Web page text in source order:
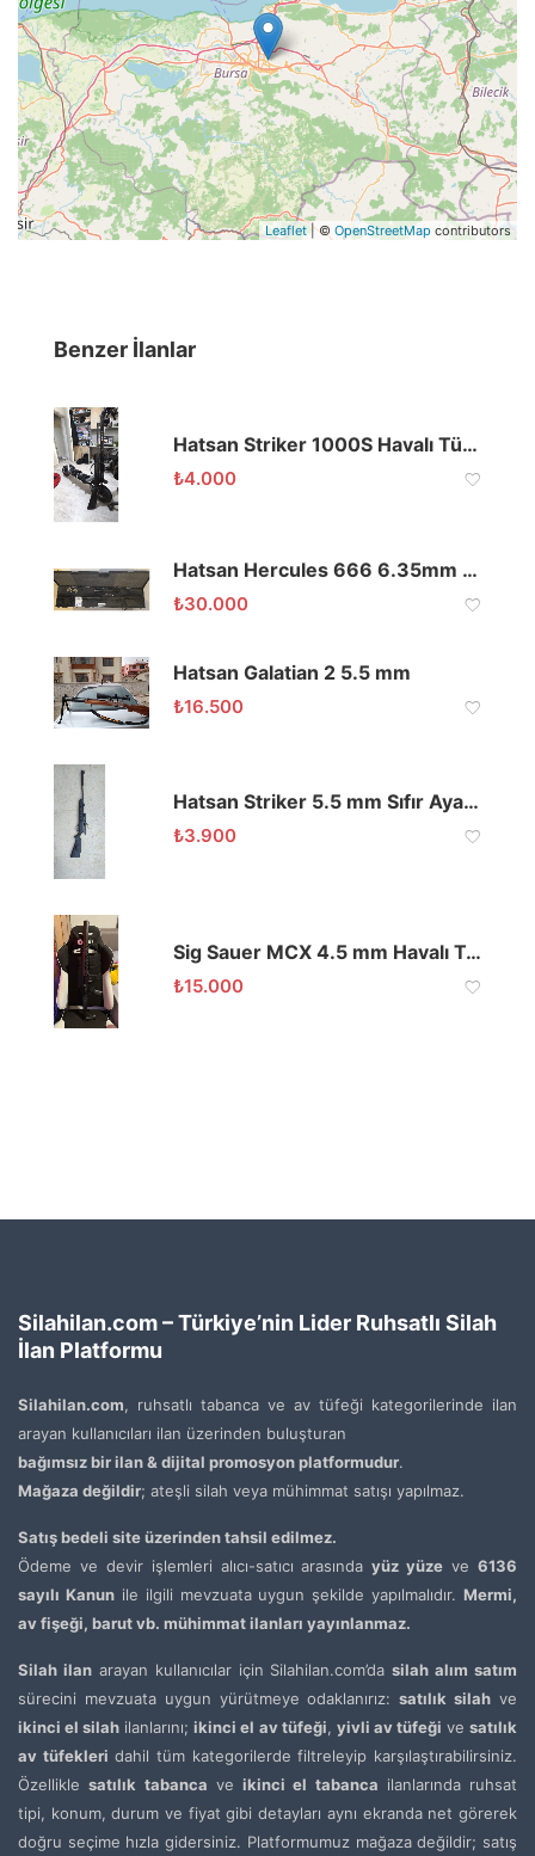
Leaflet| © OpenStreetMap contributors
Benzer İlanlar
Hatsan Striker 1000S Havalı Tüfek 5.5mm 4X20 DÜRBÜNLÜ
₺4.000
Hatsan Hercules 666 6.35mm PCP Full Set
₺30.000
Hatsan Galatian 2 5.5 mm
₺16.500
Hatsan Striker 5.5 mm Sıfır Ayarında Dürbünlü Çantalı
₺3.900
Sig Sauer MCX 4.5 mm Havalı Tüfek
₺15.000
Silahilan.com – Türkiye’nin Lider Ruhsatlı Silah
İlan Platformu
Silahilan.com, ruhsatlı tabanca ve av tüfeği kategorilerinde ilan
arayan kullanıcıları ilan üzerinden buluşturan
bağımsız bir ilan & dijital promosyon platformudur.
Mağaza değildir; ateşli silah veya mühimmat satışı yapılmaz.
Satış bedeli site üzerinden tahsil edilmez.
Ödeme ve devir işlemleri alıcı-satıcı arasındayüz yüze ve6136
sayılı Kanunile ilgili mevzuata uygun şekilde yapılmalıdır. Mermi,
av fişeği, barut vb. mühimmat ilanları yayınlanmaz.
Silah ilanarayan kullanıcılar için Silahilan.com’dasilah alım satım
sürecini mevzuata uygun yürütmeye odaklanırız:satılık silah ve
ikinci el silah ilanlarını;ikinci el av tüfeği, yivli av tüfeği vesatılık
av tüfekleri dahil tüm kategorilerde filtreleyip karşılaştırabilirsiniz.
Özelliklesatılık tabanca ve ikinci el tabanca ilanlarında ruhsat
tipi, konum, durum ve fiyat gibi detayları aynı ekranda net görerek
doğru seçime hızla gidersiniz. Platformumuz mağaza değildir; satış